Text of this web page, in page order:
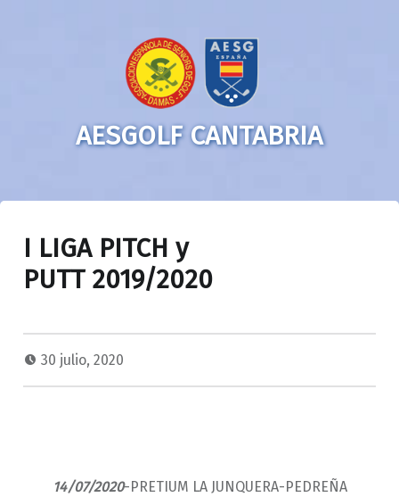
AESGOLF CANTABRIA
I LIGA PITCH y
PUTT 2019/2020
30 julio, 2020
14/07/2020-PRETIUM LA JUNQUERA-PEDREÑA